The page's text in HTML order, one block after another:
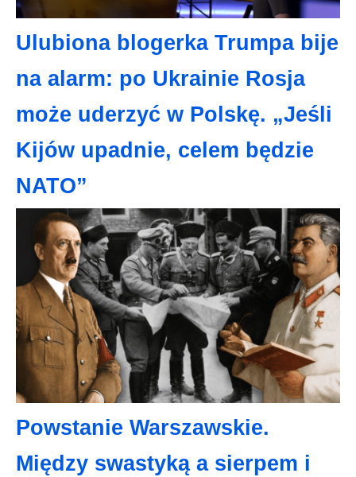
Ulubiona blogerka Trumpa bije
na alarm: po Ukrainie Rosja
może uderzyć w Polskę. „Jeśli
Kijów upadnie, celem będzie
NATO”
Powstanie Warszawskie.
Między swastyką a sierpem i